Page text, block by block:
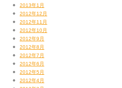
2013年1月
2012年12月
2012年11月
2012年10月
2012年9月
2012年8月
2012年7月
2012年6月
2012年5月
2012年4月